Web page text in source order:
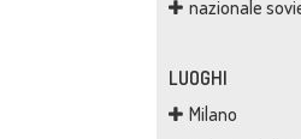
nazionale
LUOGHI
Milano